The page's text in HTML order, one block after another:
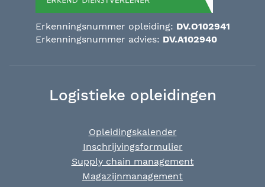
Erkenningsnummer opleiding: DV.O102941
Erkenningsnummer advies: DV.A102940
Logistieke opleidingen
Opleidingskalender
Inschrijvingsformulier
Supply chain management
Magazijnmanagement